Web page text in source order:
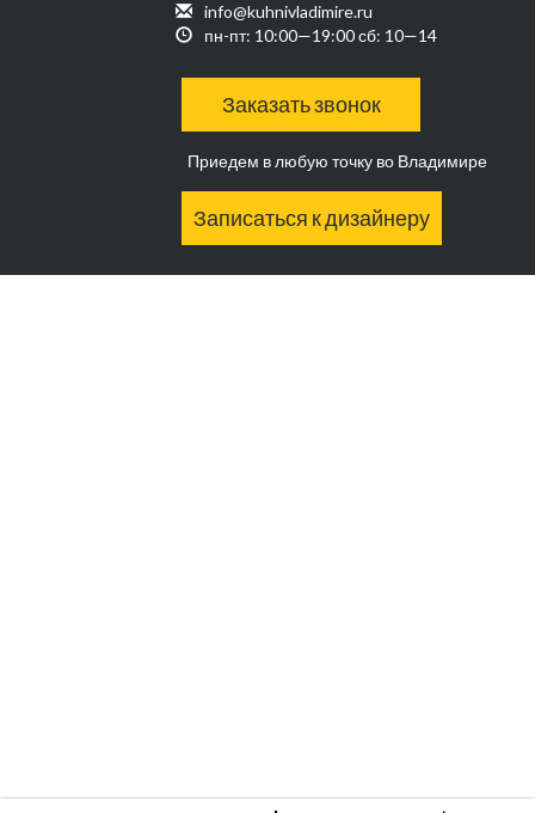
info@kuhnivladimire.ru
пн-пт: 10:00—19:00 сб: 10—14
Заказать звонок
Приедем в любую точку во Владимире
Записаться к дизайнеру